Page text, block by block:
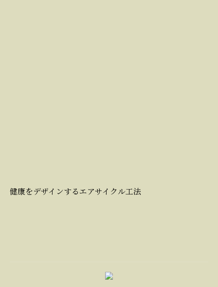
健康をデザインするエアサイクル工法